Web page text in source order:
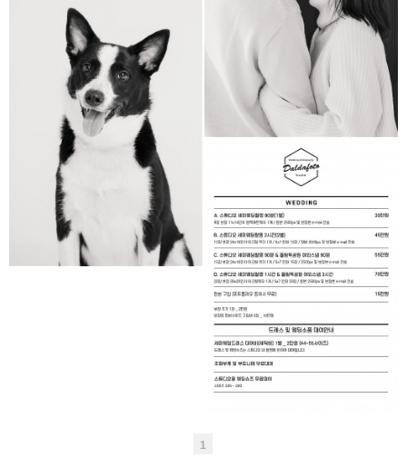
반려동물 촬영
STUDIO DALDAFOTO _
세미웨딩촬영 안내
1